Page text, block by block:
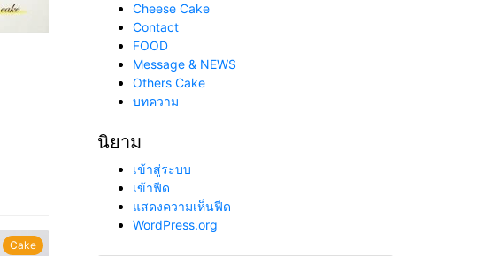
Cake
Cheese Cake
Contact
FOOD
Message & NEWS
Others Cake
บทความ
นิยาม
เข้าสู่ระบบ
เข้าฟีด
แสดงความเห็นฟีด
WordPress.org